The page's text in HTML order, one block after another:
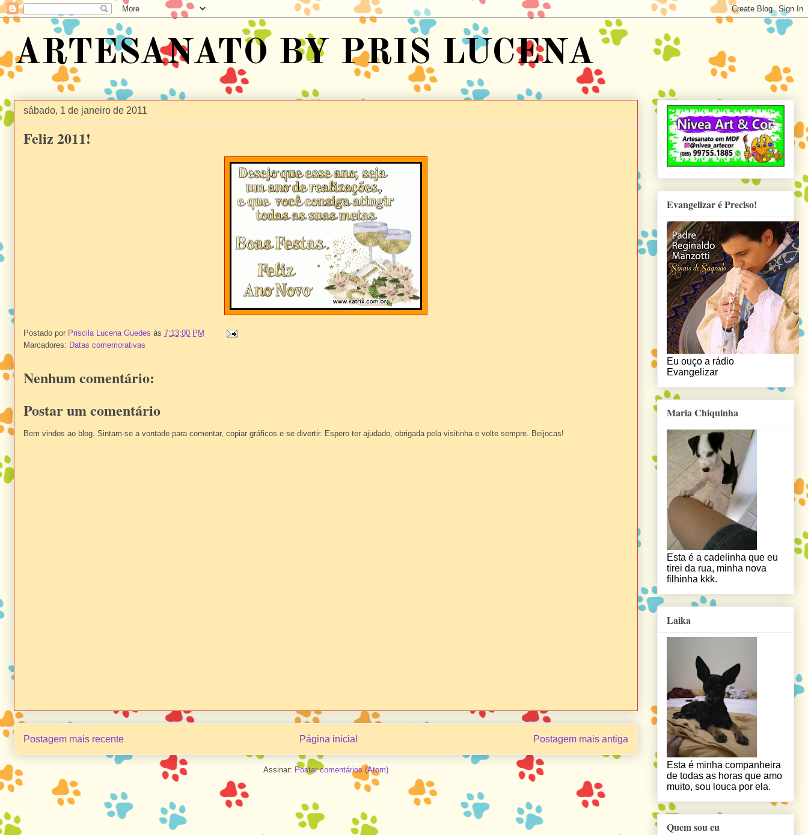
ARTESANATO BY PRIS LUCENA
sábado, 1 de janeiro de 2011
Feliz 2011!
Postado por Priscila Lucena Guedes às 7:13:00 PM
Marcadores: Datas comemorativas
Nenhum comentário:
Postar um comentário
Bem vindos ao blog. Sintam-se a vontade para comentar, copiar gráficos e se divertir. Espero ter ajudado, obrigada pela visitinha e volte sempre. Beijocas!
Postagem mais recente Postagem mais antiga
Página inicial
Assinar: Postar comentários (Atom)
Evangelizar é Preciso!
Eu ouço a rádio
Evangelizar
Maria Chiquinha
Esta é a cadelinha que eu
tirei da rua, minha nova
filhinha kkk.
Laika
Esta é minha companheira
de todas as horas que amo
muito, sou louca por ela.
Quem sou eu